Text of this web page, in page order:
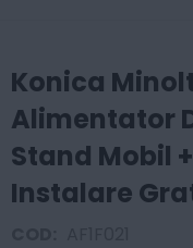
Konica
Alimentator
Stand Mobil
Instalare